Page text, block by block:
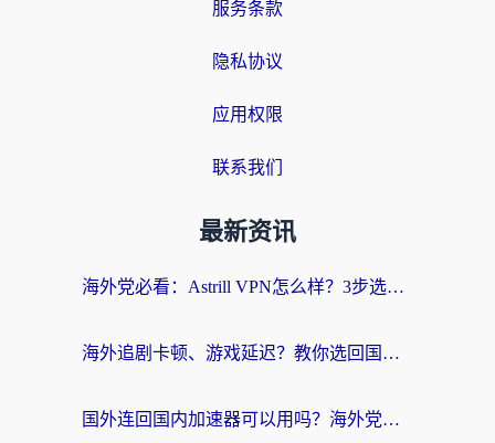
服务条款
隐私协议
应用权限
联系我们
最新资讯
海外党必看：Astrill VPN怎么样？3步选对回国加速器实现无缝刷剧玩游戏
海外追剧卡顿、游戏延迟？教你选回国加速器，附免费加速器试用一小时福利
国外连回国内加速器可以用吗？海外党亲测实用指南，解决追剧游戏卡顿难题